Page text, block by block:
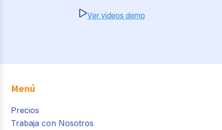
Menú
Precios
Trabaja con Nosotros